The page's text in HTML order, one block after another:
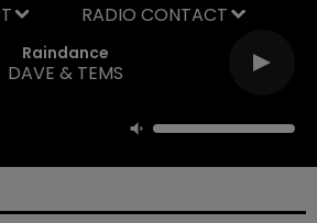
Raindance
DAVE & TEMS
RADIO CONTACT